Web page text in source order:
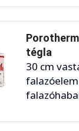
tégla
30 cm